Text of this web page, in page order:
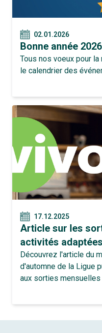
02.01.2026
Bonne année 2026
Tous nos voeux pour
le calendrier des
17.12.2025
Article sur les
activités adaptées
Découvrez l'article du
d'automne de la Ligue
aux sorties mensuelles